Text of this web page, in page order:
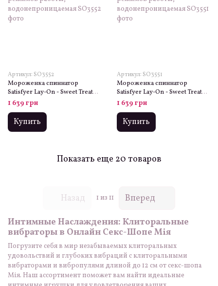
Артикул: SO3552
Мороженка спиннатор
Satisfyer Lay-On - Sweet Treat
Pink/Brown, 10 режимов
работы, водонепроницаемая
1 639 грн
Купить
Артикул: SO3551
Мороженка спиннатор
Satisfyer Lay-On - Sweet Treat
Black/Gold, 10 режимов
работы, водонепроницаемая
1 639 грн
Купить
Показать еще 20 товаров
Назад 1 из 11
Вперед
Интимные Наслаждения: Клиторальные
вибраторы в Онлайн Секс-Шопе Мія
Погрузите себя в мир незабываемых клиторальных
удовольствий и глубоких вибраций с клиторальными
вибраторами и вибропулями длиной до 12 см от секс-шопа
Мія. Наш ассортимент поможет вам найти идеальные